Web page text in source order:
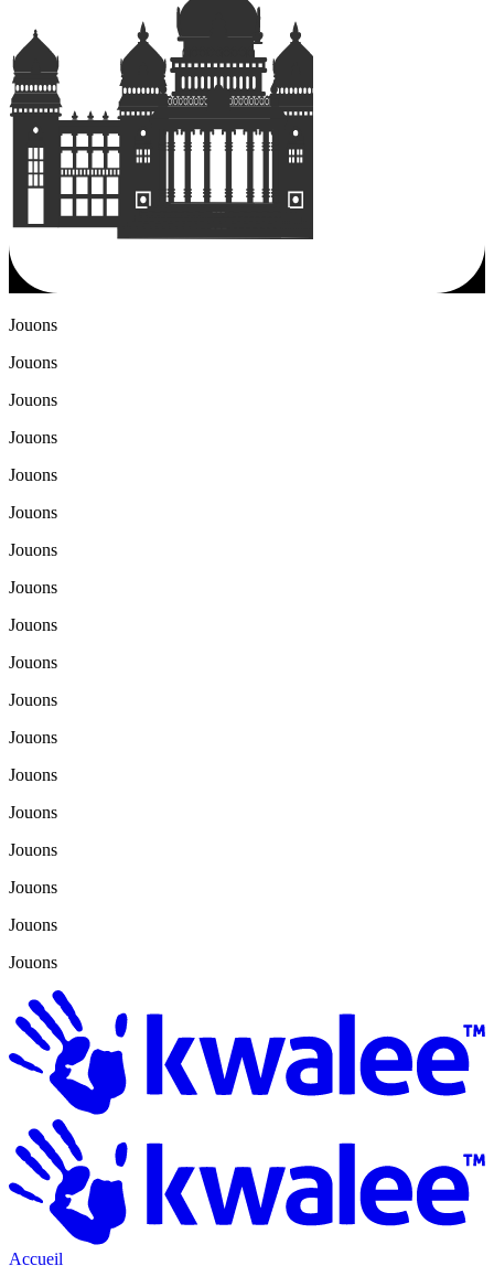
Jouons
Jouons
Jouons
Jouons
Jouons
Jouons
Jouons
Jouons
Jouons
Jouons
Jouons
Jouons
Jouons
Jouons
Jouons
Jouons
Jouons
Jouons
Accueil